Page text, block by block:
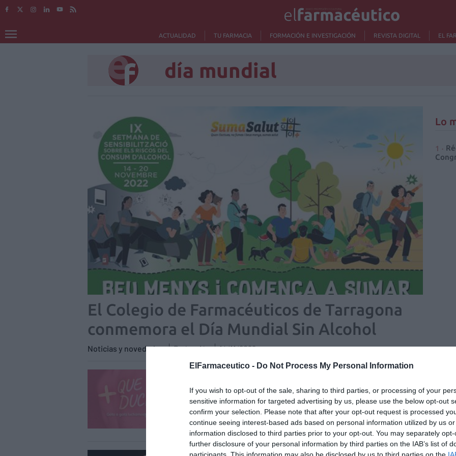
ElFarmaceutico - Do Not Process My Personal Information
If you wish to opt-out of the sale, sharing to third parties, or processing of your
sensitive information for targeted advertising by us, please use the below opt-out
confirm your selection. Please note that after your opt-out request is processed
continue seeing interest-based ads based on personal information utilized by us
information disclosed to third parties prior to your opt-out. You may separately
further disclosure of your personal information by third parties on the IAB’s list of
participants. This information may also be disclosed by us to third parties on the
ACTUALIDAD TU FARMACIA FORMACIÓN E INVESTIGACIÓN REVISTA DIGITAL EL
día mundial
El Colegio de Farmacéuticos de Tarragona
conmemora el Día Mundial Sin Alcohol
Noticias y novedades Redacción 14/11/2022
acciones para el cáncer de mama
Noticias y novedades Redacción 19/10/2021
Lo